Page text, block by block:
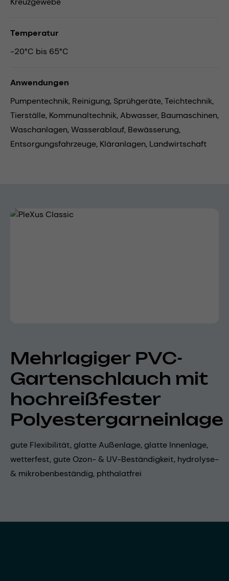
Temperatur
-20°C bis 65°C
Anwendungen
Pumpentechnik, Reinigung, Sprühgeräte,Teichtechnik,
Tierställe, Kommunaltechnik,Abwasser, Baumaschinen,
Waschanlagen,Wasserablauf, Bewässerung,
Entsorgungsfahrzeuge, Kläranlagen, Landwirtschaft
Bildergalerie überspringen
Mehrlagiger PVC-
Gartenschlauch mit
hochreißfester
Polyestergarneinlage
gute Flexibilität, glatte Außenlage, glatte Innenlage,
wetterfest, gute Ozon- & UV-Beständigkeit, hydrolyse-
& mikrobenbeständig, phthalatfrei